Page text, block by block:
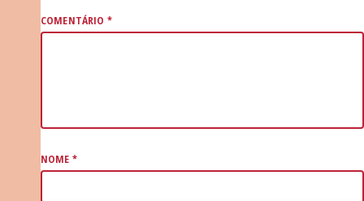
COMENTÁRIO *
NOME *